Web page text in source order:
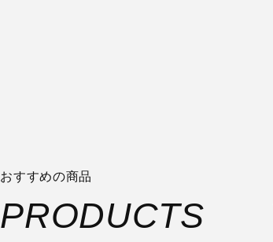
おすすめの商品
PRODUCTS